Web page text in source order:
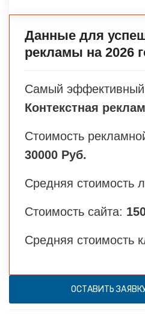
Данные для
рекламы на 2026
Самый
Контекстная
Стоимость
30000 Руб.
Средняя стоимость
Стоимость сайта:
Средняя стоимость
ОСТАВИТЬ